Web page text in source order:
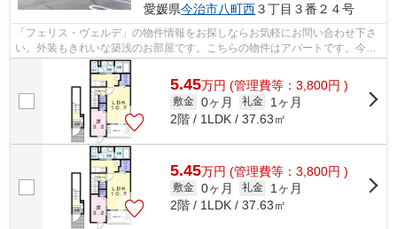
愛媛県今治市八町西３丁目３番２４号
「フェリス・ヴェルデ」の物件情報をお探しならお気軽にお問い合わせ下さ
い。外装もきれいな築浅のお部屋です。こちらの物件はアパートです。今治
市や今治付近での新生活をご検討する...
5.45万円 (管理費等：3,800円 )
敷金 0ヶ月 礼金
1ヶ月
2階 / 1LDK / 37.63㎡
5.45万円 (管理費等：3,800円 )
敷金 0ヶ月 礼金
1ヶ月
2階 / 1LDK / 37.63㎡